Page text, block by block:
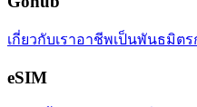
เกี่ยวกับเราอาชีพเป็นพันธมิตร
eSIM